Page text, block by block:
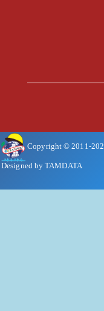
Copyright © 2011-
Designed by TAMDATA